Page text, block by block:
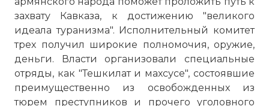
захвату Кавказа, к достижению "великого
идеала туранизма". Исполнительный комитет
трех получил широкие полномочия, оружие,
деньги. Власти организовали специальные
отряды, как "Тешкилат и махсусе", состоявшие
преимущественно из освобожденных из
тюрем преступников и прочего уголовного